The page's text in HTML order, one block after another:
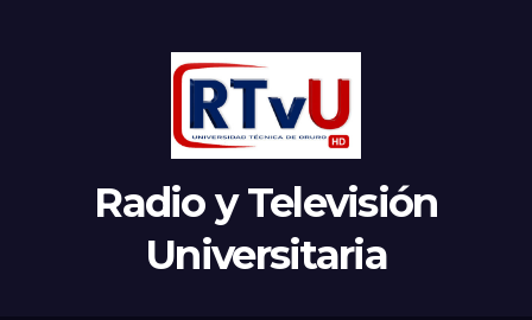
Radio y Televisión
Universitaria